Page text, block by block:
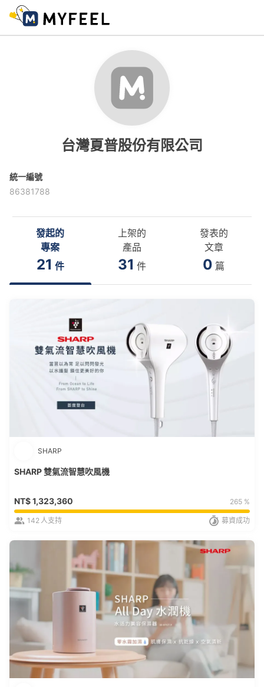
台灣夏普股份有限公司
統一編號
86381788
發起的
專案
21 件
上架的
產品
31 件
發表的
文章
0 篇
SHARP
SHARP 雙氣流智慧吹風機
NT$1,323,360 265 %
142 人支持 募資成功